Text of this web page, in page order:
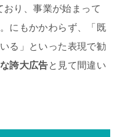
り、事業が始まって
にもかかわらず、「既
る」といった表現で勧
誇大広告と見て間違い